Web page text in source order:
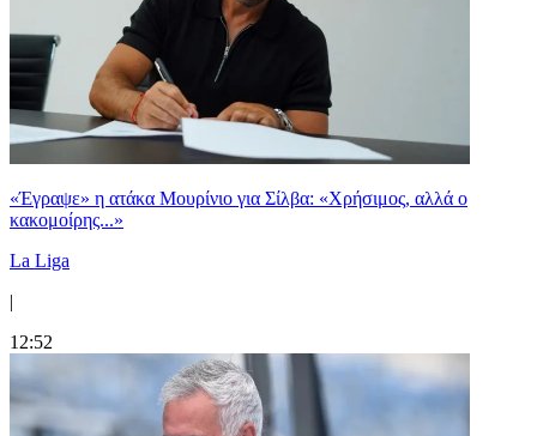
«Έγραψε» η ατάκα Μουρίνιο για Σίλβα: «Χρήσιμος, αλλά ο
κακομοίρης...»
La Liga
|
12:52